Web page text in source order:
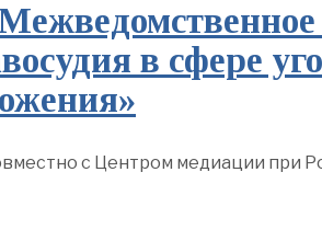
в сфере
с Центром медиации при